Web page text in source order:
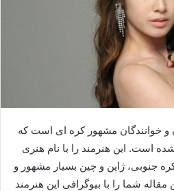
و خوانندگان مشهور کره ای است که
ژوئن 1993 متولد شده است. این هنرمند را با نام هنری
جنوبی، ژاپن و چین بسیار مشهور و
شما را با بیوگرافی این هنرمند